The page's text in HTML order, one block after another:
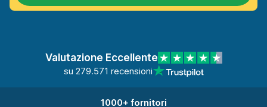
Valutazione Eccellente
su 279.571 recensioni
1000+ fornitori